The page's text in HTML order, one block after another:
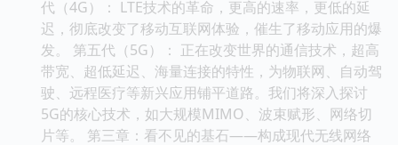
代（4G）： LTE技术的革命，更高的速率，更低的延
迟，彻底改变了移动互联网体验，催生了移动应用的爆
发。 第五代（5G）： 正在改变世界的通信技术，超高
带宽、超低延迟、海量连接的特性，为物联网、自动驾
驶、远程医疗等新兴应用铺平道路。我们将深入探讨
5G的核心技术，如大规模MIMO、波束赋形、网络切
片等。 第三章：看不见的基石——构成现代无线网络